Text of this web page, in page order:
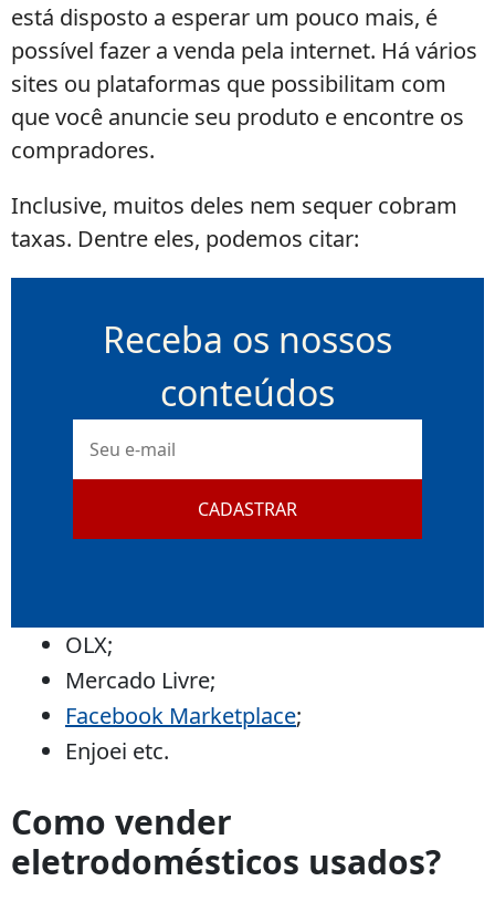
está disposto a esperar um pouco mais, é
possível fazer a venda pela internet. Há vários
sites ou plataformas que possibilitam com
que você anuncie seu produto e encontre os
compradores.
Inclusive, muitos deles nem sequer cobram
taxas. Dentre eles, podemos citar:
Receba os nossos
conteúdos
mail
CADASTRAR
OLX;
Mercado Livre;
Facebook Marketplace;
Enjoei etc.
Como vender
eletrodomésticos usados?